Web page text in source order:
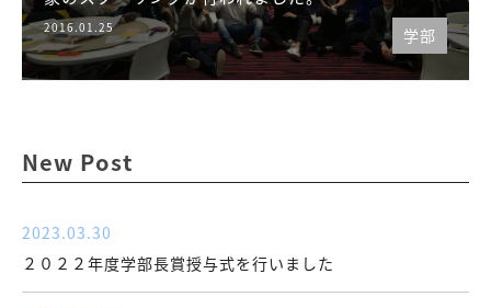
2016.01.25 学部
New Post
2023.03.30
２０２２年度学部長賞授与式を行いました